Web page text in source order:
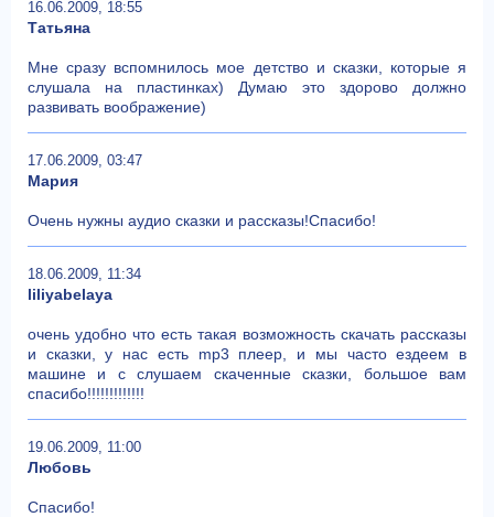
16.06.2009, 18:55
Татьяна
Мне сразу вспомнилось мое детство и сказки, которые я
слушала на пластинках) Думаю это здорово должно
развивать воображение)
17.06.2009, 03:47
Мария
Очень нужны аудио сказки и рассказы!Спасибо!
18.06.2009, 11:34
liliyabelaya
очень удобно что есть такая возможность скачать рассказы
и сказки, у нас есть mp3 плеер, и мы часто ездеем в
машине и с слушаем скаченные сказки, большое вам
спасибо!!!!!!!!!!!!!
19.06.2009, 11:00
Любовь
Спасибо!